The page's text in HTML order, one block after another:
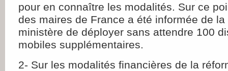
pour en connaître les modalités. Sur ce
des maires de France a été informée de
ministère de déployer sans attendre 100
mobiles supplémentaires.
2- Sur les modalités financières de la